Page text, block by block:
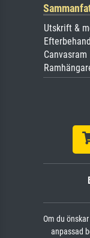
Utskrift &
Canvasram
Om du
anpassad